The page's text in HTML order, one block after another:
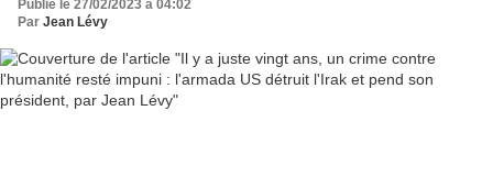
Publié le 27/02/2023 à 04:02
Par Jean Lévy